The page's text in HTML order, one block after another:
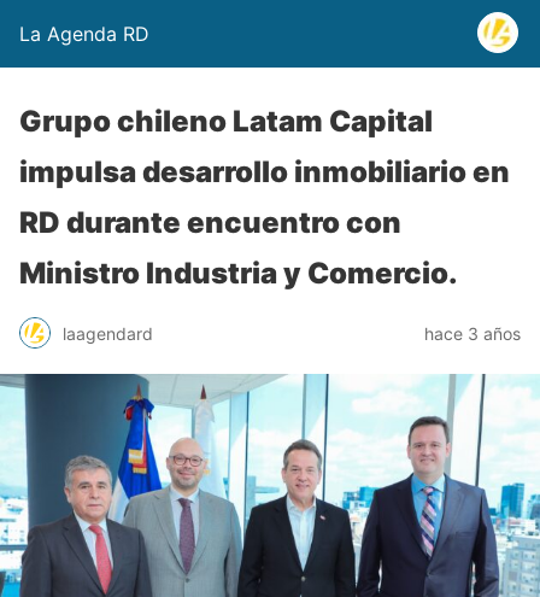
La Agenda RD
Grupo chileno Latam Capital
impulsa desarrollo inmobiliario en
RD durante encuentro con
Ministro Industria y Comercio.
laagendard hace 3 años